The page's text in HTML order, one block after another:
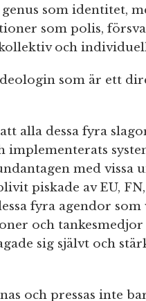
som identitet,
som polis,
och
som är ett
alla dessa fyra
implementerats
med vissa
piskade av EU,
fyra agendor som
och
sig självt och
och pressas inte